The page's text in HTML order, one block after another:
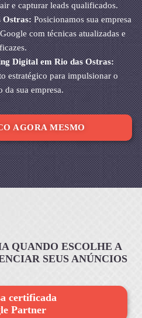
e capturar leads qualificados.
Ostras:Posicionamos sua empresa
com técnicas atualizadas e
Digital em Rio das Ostras:
estratégico para impulsionar o
da sua empresa.
AGORA MESMO
QUANDO ESCOLHE A
SEUS ANÚNCIOS
certificada
Partner